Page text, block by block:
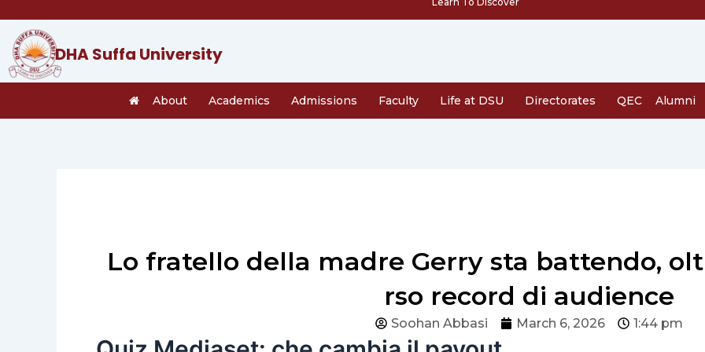
content
DHA Suffa University
About Academics Admissions Faculty Life at DSU Directorates QEC Alumni
Lo fratello della madre Gerry sta battendo,
rso record di audience
Soohan Abbasi March 6, 2026 1:44 pm